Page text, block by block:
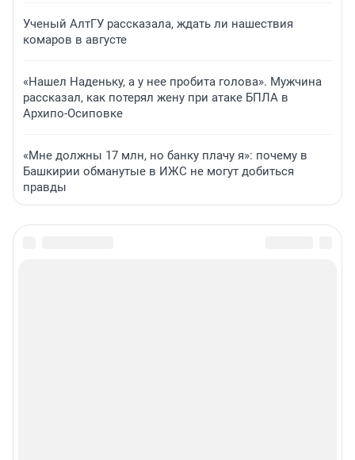
Ученый АлтГУ рассказала, ждать ли нашествия
комаров в августе
«Нашел Наденьку, а у нее пробита голова». Мужчина
рассказал, как потерял жену при атаке БПЛА в
Архипо-Осиповке
«Мне должны 17 млн, но банку плачу я»: почему в
Башкирии обманутые в ИЖС не могут добиться
правды